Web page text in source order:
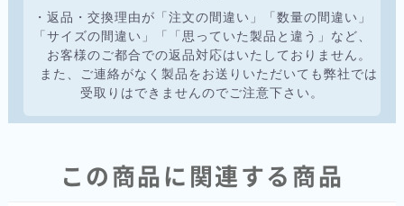
・返品・交換理由が「注文の間違い」「数量の間違い」
「サイズの間違い」「「思っていた製品と違う」など、
お客様のご都合での返品対応はいたしておりません。
また、ご連絡がなく製品をお送りいただいても弊社では
受取りはできませんのでご注意下さい。
この商品に関連する商品